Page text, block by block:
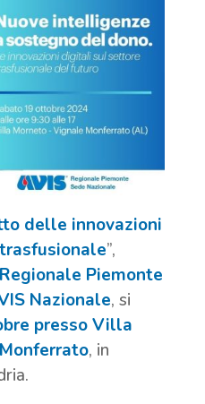
delle innovazioni
”,
Piemonte
Nazionale, si
presso Villa
, in